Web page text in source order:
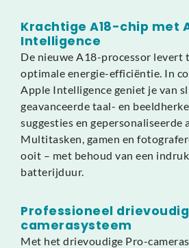
Krachtige A18-chip met
Intelligence
De nieuwe A18-processor levert
optimale energie-efficiëntie. In
Apple Intelligence geniet je van
geavanceerde taal- en
suggesties en gepersonaliseerde
Multitasken, gamen en
ooit – met behoud van een
batterijduur.
Professioneel drievoudig
camerasysteem
Met het drievoudige Pro-